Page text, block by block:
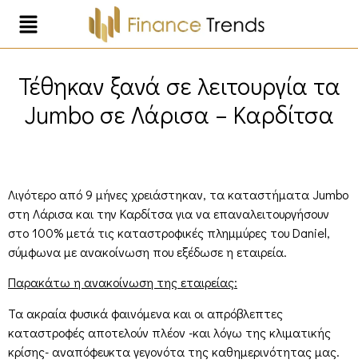
Τέθηκαν ξανά σε λειτουργία τα
Jumbo σε Λάρισα – Καρδίτσα
Λιγότερο από 9 μήνες χρειάστηκαν, τα καταστήματα Jumbo
στη Λάρισα και την Καρδίτσα για να επαναλειτουργήσουν
στο 100% μετά τις καταστροφικές πλημμύρες του Daniel,
σύμφωνα με ανακοίνωση που εξέδωσε η εταιρεία.
Παρακάτω η ανακοίνωση της εταιρείας:
Τα ακραία φυσικά φαινόμενα και οι απρόβλεπτες
καταστροφές αποτελούν πλέον -και λόγω της κλιματικής
κρίσης- αναπόφευκτα γεγονότα της καθημερινότητας μας.